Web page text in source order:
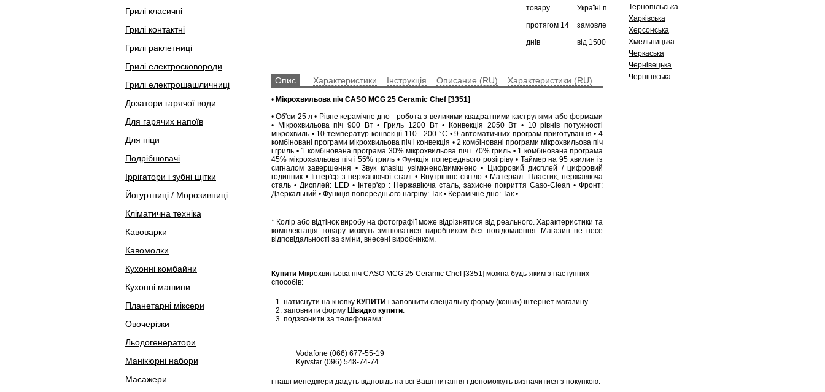
Грилі класичні
Грилі контактні
Грилі раклетниці
Грилі електросковороди
Грилі електрошашличниці
Дозатори гарячої води
Для гарячих напоїв
Для піци
Подрібнювачі
Іррігатори і зубні щітки
Йогуртниці / Морозивниці
Кліматична техніка
Кавоварки
Кавомолки
Кухонні комбайни
Кухонні машини
Планетарні міксери
Овочерізки
Льодогенератори
Манікюрні набори
Масажери
Опис Характеристики Інструкція Описание (RU) Характеристики (RU)
• Мікрохвильова піч CASO MCG 25 Ceramic Chef [3351]
• Об'єм 25 л • Рівне керамічне дно - робота з великими квадратними каструлями або формами
• Мікрохвильова піч 900 Вт • Гриль 1200 Вт • Конвекція 2050 Вт • 10 рівнів потужності
мікрохвиль • 10 температур конвекції 110 - 200 °C • 9 автоматичних програм приготування • 4
комбіновані програми мікрохвильова піч і конвекція • 2 комбіновані програми мікрохвильова піч
і гриль • 1 комбінована програма 30% мікрохвильова піч і 70% гриль • 1 комбінована програма
45% мікрохвильова піч і 55% гриль • Функція попереднього розігріву • Таймер на 95 хвилин із
сигналом завершення • Звук клавіш увімкнено/вимкнено • Цифровий дисплей / цифровий
годинник • Інтер'єр з нержавіючої сталі • Внутрішнє світло • Матеріал: Пластик, нержавіюча
сталь • Дисплей: LED • Інтер'єр : Нержавіюча сталь, захисне покриття Caso-Clean • Фронт:
Дзеркальний • Функція попереднього нагріву: Так • Керамічне дно: Так •
* Колір або відтінок виробу на фотографії може відрізнятися від реального. Характеристики та
комплектація товару можуть змінюватися виробником без повідомлення. Магазин не несе
відповідальності за зміни, внесені виробником.
Купити Мікрохвильова піч CASO MCG 25 Ceramic Chef [3351] можна будь-яким з наступних
способів:
натиснути на кнопку КУПИТИ і заповнити спеціальну форму (кошик) інтернет магазину
заповнити форму Швидко купити.
подзвонити за телефонами:
Vodafone (066) 677-55-19
Kyivstar (096) 548-74-74
і наші менеджери дадуть відповідь на всі Ваші питання і допоможуть визначитися з покупкою.
Тернопільська
Харківська
Херсонська
Хмельницька
Черкаська
Чернівецька
Чернігівська